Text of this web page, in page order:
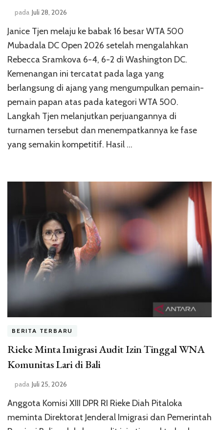
pada Juli 28, 2026
Janice Tjen melaju ke babak 16 besar WTA 500
Mubadala DC Open 2026 setelah mengalahkan
Rebecca Sramkova 6-4, 6-2 di Washington DC.
Kemenangan ini tercatat pada laga yang
berlangsung di ajang yang mengumpulkan pemain-
pemain papan atas pada kategori WTA 500.
Langkah Tjen melanjutkan perjuangannya di
turnamen tersebut dan menempatkannya ke fase
yang semakin kompetitif. Hasil …
BERITA TERBARU
Rieke Minta Imigrasi Audit Izin Tinggal WNA
Komunitas Lari di Bali
pada Juli 25, 2026
Anggota Komisi XIII DPR RI Rieke Diah Pitaloka
meminta Direktorat Jenderal Imigrasi dan Pemerintah